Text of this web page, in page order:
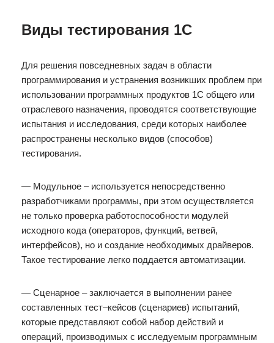
Виды тестирования 1С
Для решения повседневных задач в области
программирования и устранения возникших проблем при
использовании программных продуктов 1С общего или
отраслевого назначения, проводятся соответствующие
испытания и исследования, среди которых наиболее
распространены несколько видов (способов)
тестирования.
— Модульное – используется непосредственно
разработчиками программы, при этом осуществляется
не только проверка работоспособности модулей
исходного кода (операторов, функций, ветвей,
интерфейсов), но и создание необходимых драйверов.
Такое тестирование легко поддается автоматизации.
— Сценарное – заключается в выполнении ранее
составленных тест–кейсов (сценариев) испытаний,
которые представляют собой набор действий и
операций, производимых с исследуемым программным